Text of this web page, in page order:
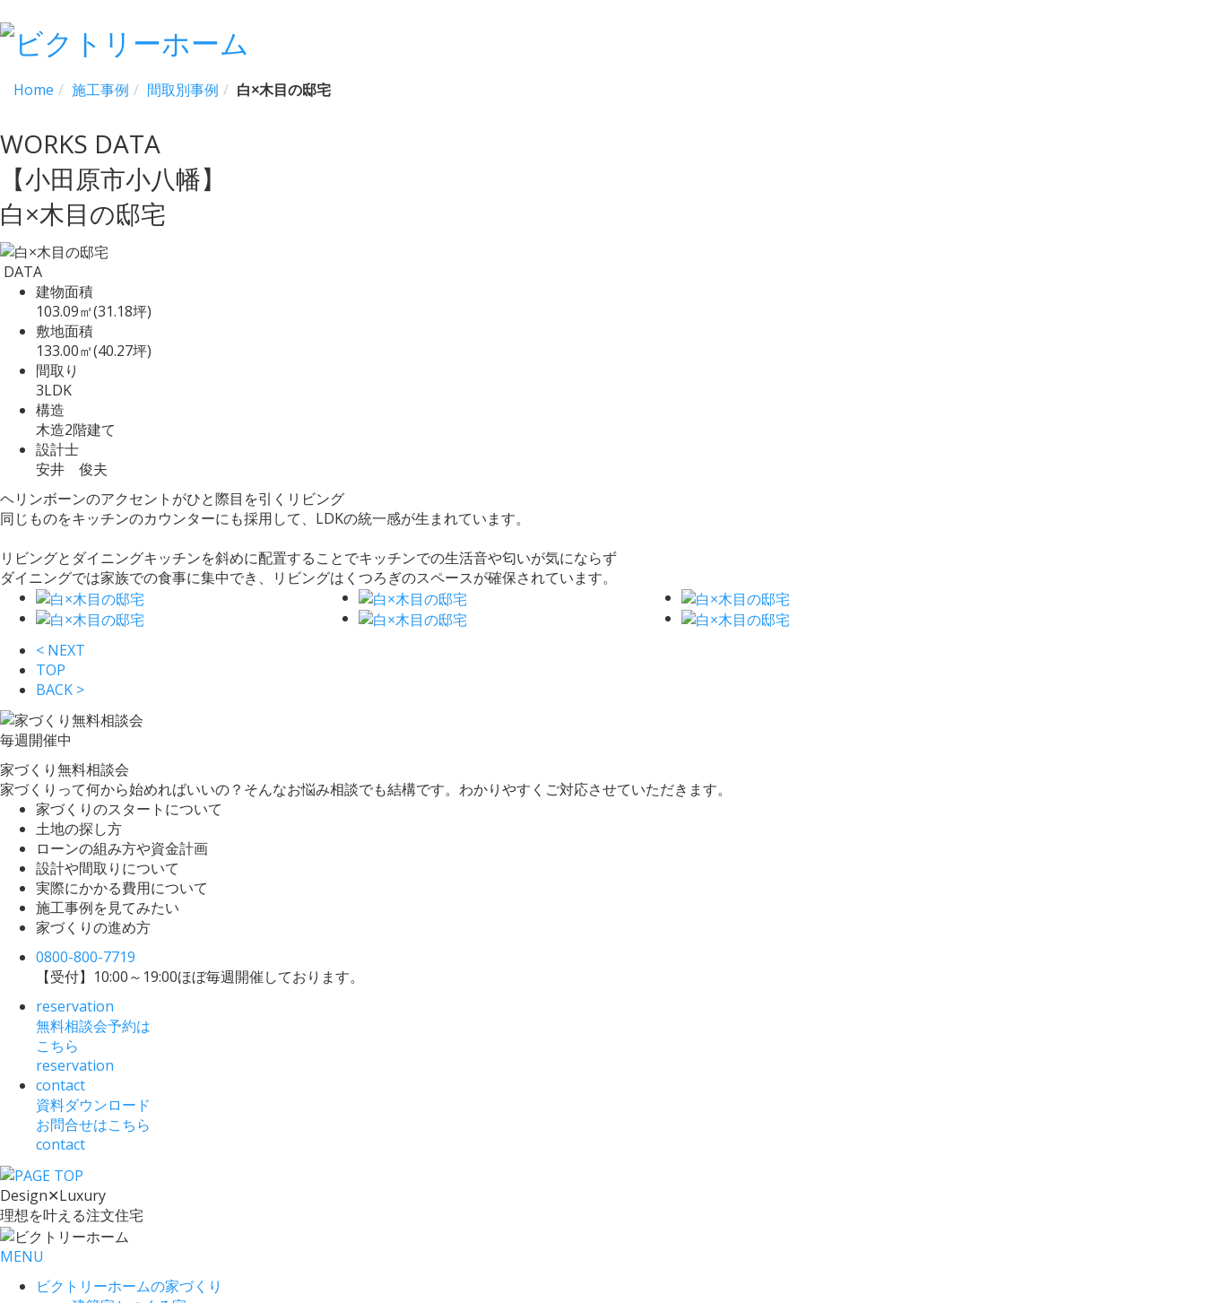
Home 施工事例 間取別事例 白×木目の邸宅
WORKS DATA
【小田原市小八幡】
白×木目の邸宅
DATA
建物面積
103.09㎡(31.18坪)
敷地面積
133.00㎡(40.27坪)
間取り
3LDK
構造
木造2階建て
設計士
安井 俊夫
ヘリンボーンのアクセントがひと際目を引くリビング
同じものをキッチンのカウンターにも採用して、LDKの統一感が生まれています。
リビングとダイニングキッチンを斜めに配置することでキッチンでの生活音や匂いが気にならず
ダイニングでは家族での食事に集中でき、リビングはくつろぎのスペースが確保されています。
< NEXT
TOP
BACK >
毎週開催中
家づくり無料相談会
家づくりって何から始めればいいの？そんなお悩み相談でも結構です。わかりやすくご対応させていただきます。
家づくりのスタートについて
土地の探し方
ローンの組み方や資金計画
設計や間取りについて
実際にかかる費用について
施工事例を見てみたい
家づくりの進め方
0800-800-7719
【受付】10:00～19:00ほぼ毎週開催しております。
reservation
無料相談会予約は
こちら
reservation
contact
資料ダウンロード
お問合せはこちら
contact
Design✕Luxury
理想を叶える注文住宅
MENU
ビクトリーホームの家づくり